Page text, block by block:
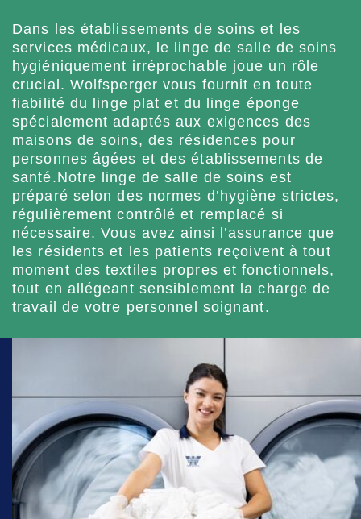
Dans les établissements de soins et les
services médicaux, le linge de salle de soins
hygiéniquement irréprochable joue un rôle
crucial. Wolfsperger vous fournit en toute
fiabilité du linge plat et du linge éponge
spécialement adaptés aux exigences des
maisons de soins, des résidences pour
personnes âgées et des établissements de
santé.Notre linge de salle de soins est
préparé selon des normes d’hygiène strictes,
régulièrement contrôlé et remplacé si
nécessaire. Vous avez ainsi l’assurance que
les résidents et les patients reçoivent à tout
moment des textiles propres et fonctionnels,
tout en allégeant sensiblement la charge de
travail de votre personnel soignant.